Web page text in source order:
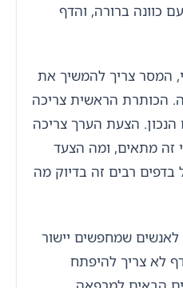
כוונה ברורה, והדף
המסר צריך להמשיך את
הכותרת הראשית צריכה
הצעת הערך צריכה
זה מתאים, ומה הצעד
רבים זה בדיוק מה
שמחפשים יישור
לא צריך להיפתח